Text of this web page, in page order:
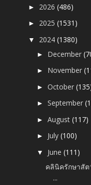
► 2026(486)
► 2025(1531)
▼ 2024(1380)
► December
► November
►October
►September
►August(117)
► July(100)
▼ June(111)
คลินิครักษาสัต
...